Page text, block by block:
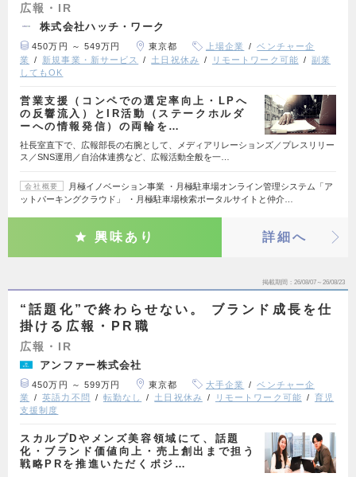
広報・IR
株式会社ハッチ・ワーク
450万円 ～ 549万円 東京都 上場企業
ベンチャー企
業
新規事業・新サービス 土日祝休み リモートワーク可能
副業
してもOK
営業支援（コンペでの選定率向上・LPへ
の反響流入）とIR活動（ステークホルダ
ーへの情報発信）の両輪を…
社長室直下で、広報部長の右腕として、メディアリレーションズ／プレスリリー
ス／SNS運用／自治体連携など、広報活動全般を一…
会社概要
月極イノベーション事業 ・月極駐車場オンライン管理システム「ア
ットパーキングクラウド」 ・月極駐車場検索ポータルサイトと仲介…
興味あり 詳細へ
掲載期間 26/08/07～26/08/23
“話題化”で終わらせない。 ブランド成長を仕
掛ける広報・PR職
広報・IR
アンファー株式会社
450万円 ～ 599万円 東京都 大手企業
ベンチャー企
業
英語力不問 転勤なし 土日祝休み リモートワーク可能
育児
支援制度
スカルプDやメンズ美容領域にて、話題
化・ブランド価値向上・売上創出まで担う
戦略PRを推進いただくポジ…